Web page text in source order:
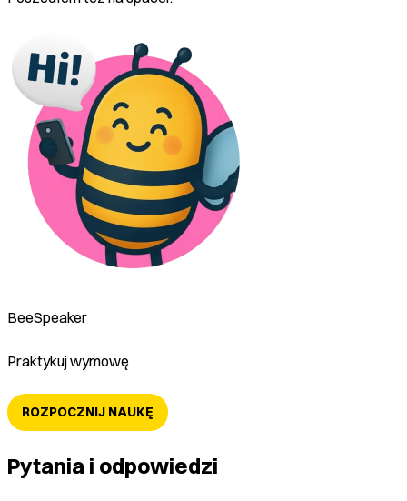
BeeSpeaker
Praktykuj wymowę
ROZPOCZNIJ NAUKĘ
Pytania i odpowiedzi